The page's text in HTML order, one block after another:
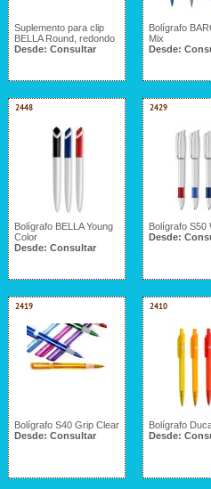
Suplemento para clip
BELLA Round, redondo
Desde: Consultar
Bolígrafo
Mix
Desde:
2448
Bolígrafo BELLA Young
Color
Desde: Consultar
2429
Bolígrafo S50
Desde:
2419
Bolígrafo S40 Grip Clear
Desde: Consultar
2410
Bolígrafo
Desde: